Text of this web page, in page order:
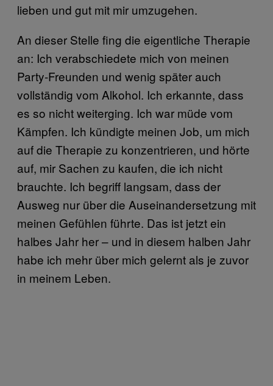
lieben und gut mit mir umzugehen.
An dieser Stelle fing die eigentliche Therapie
an: Ich verabschiedete mich von meinen
Party-Freunden und wenig später auch
vollständig vom Alkohol. Ich erkannte, dass
es so nicht weiterging. Ich war müde vom
Kämpfen. Ich kündigte meinen Job, um mich
auf die Therapie zu konzentrieren, und hörte
auf, mir Sachen zu kaufen, die ich nicht
brauchte. Ich begriff langsam, dass der
Ausweg nur über die Auseinandersetzung mit
meinen Gefühlen führte. Das ist jetzt ein
halbes Jahr her – und in diesem halben Jahr
habe ich mehr über mich gelernt als je zuvor
in meinem Leben.